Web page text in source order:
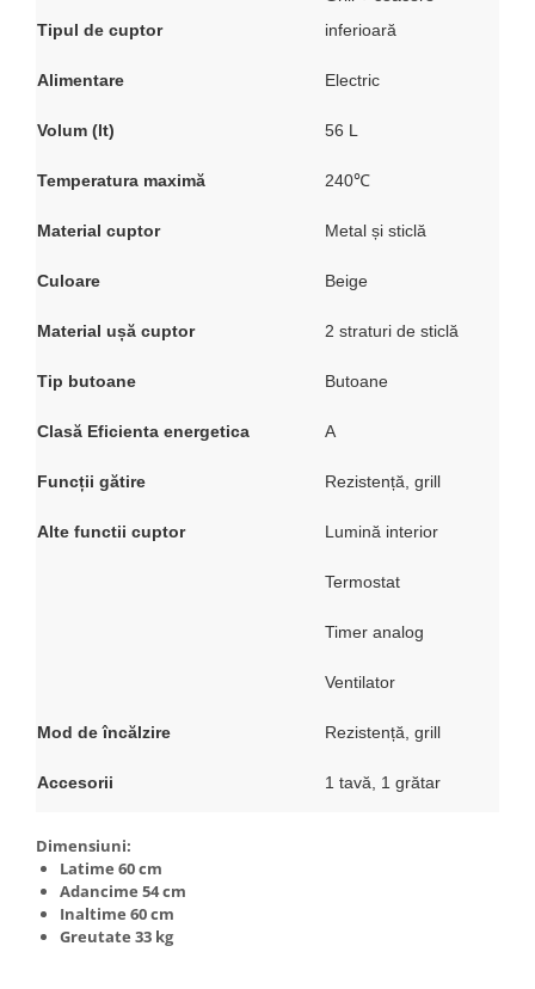
Ventuze cu brate pentru transport
Vibratoare beton
Masini de spalat rufe cu uscator
Masini de facut paine
Pachete electrocasnice
Seturi oale
SANDWICH MAKER
Tipul de cuptor
inferioară
Alimentare Electric
Volum (lt) 56 L
Temperatura maximă 240℃
Material cuptor Metal și sticlă
Culoare Beige
Material ușă cuptor 2 straturi de sticlă
Tip butoane Butoane
Clasă Eficienta energetica A
Funcții gătire Rezistență, grill
Alte functii cuptor Lumină interior
Termostat
Timer analog
Ventilator
Mod de încălzire Rezistență, grill
Accesorii 1 tavă, 1 grătar
Dimensiuni:
Latime 60 cm
Adancime 54 cm
Inaltime 60 cm
Greutate 33 kg